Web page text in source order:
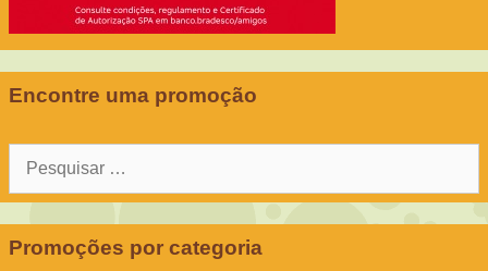
Encontre uma promoção
Pesquisar
Promoções por categoria